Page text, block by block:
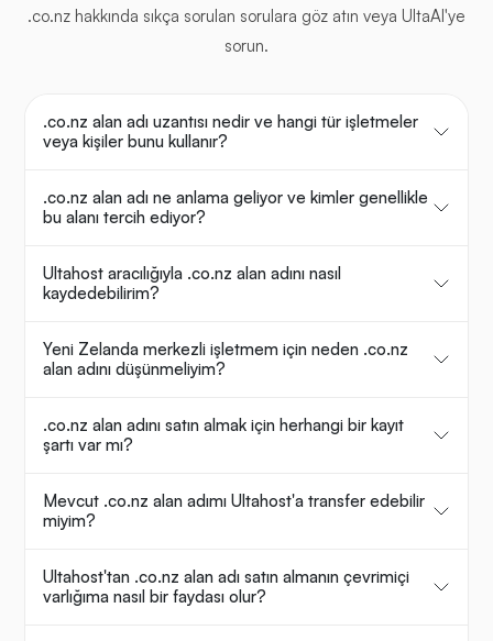
.co.nz hakkında sıkça sorulan sorulara göz atın veya UltaAI'ye
sorun.
.co.nz alan adı uzantısı nedir ve hangi tür işletmeler
veya kişiler bunu kullanır?
.co.nz alan adı ne anlama geliyor ve kimler genellikle
bu alanı tercih ediyor?
Ultahost aracılığıyla .co.nz alan adını nasıl
kaydedebilirim?
Yeni Zelanda merkezli işletmem için neden .co.nz
alan adını düşünmeliyim?
.co.nz alan adını satın almak için herhangi bir kayıt
şartı var mı?
Mevcut .co.nz alan adımı Ultahost'a transfer edebilir
miyim?
Ultahost'tan .co.nz alan adı satın almanın çevrimiçi
varlığıma nasıl bir faydası olur?